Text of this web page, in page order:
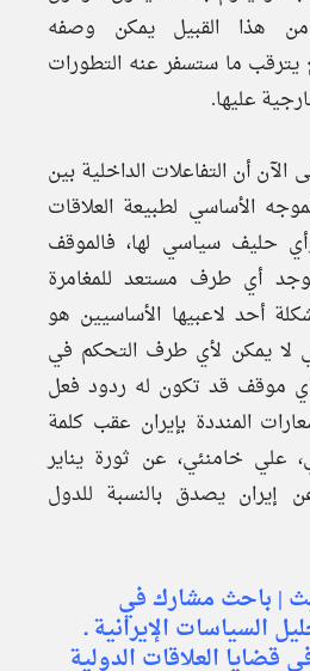
من هذا القبيل يمكن وصفه
يترقب ما ستسفر عنه التطورات
عليها.
أن التفاعلات الداخلية بين
الأساسي لطبيعة العلاقات
حليف سياسي لها، فالموقف
أي طرف مستعد للمغامرة
أحد لاعبيها الأساسيين هو
لا يمكن لأي طرف التحكم في
موقف قد تكون له ردود فعل
المنددة بإيران عقب كلمة
علي خامنئي، عن ثورة يناير
إيران يصدق بالنسبة للدول
| باحث مشارك في
السياسات الإيرانية ـ
العلاقات الدولية